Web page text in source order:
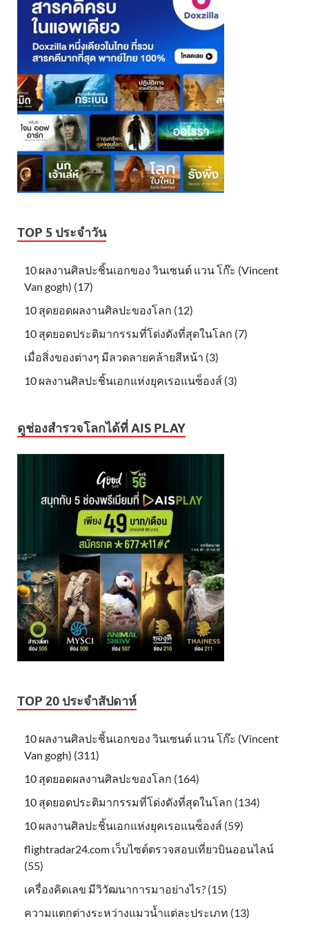
TOP 5 ประจำวัน
10 ผลงานศิลปะชิ้นเอกของ วินเซนต์ แวน โก๊ะ (Vincent
Van gogh) (17)
10 สุดยอดผลงานศิลปะของโลก (12)
10 สุดยอดประติมากรรมที่โด่งดังที่สุดในโลก (7)
เมื่อสิ่งของต่างๆ มีลวดลายคล้ายสีหน้า (3)
10 ผลงานศิลปะชิ้นเอกแห่งยุคเรอแนซ็องส์ (3)
ดูช่องสำรวจโลกได้ที่ AIS PLAY
TOP 20 ประจำสัปดาห์
10 ผลงานศิลปะชิ้นเอกของ วินเซนต์ แวน โก๊ะ (Vincent
Van gogh) (311)
10 สุดยอดผลงานศิลปะของโลก (164)
10 สุดยอดประติมากรรมที่โด่งดังที่สุดในโลก (134)
10 ผลงานศิลปะชิ้นเอกแห่งยุคเรอแนซ็องส์ (59)
flightradar24.com เว็บไซต์ตรวจสอบเที่ยวบินออนไลน์
(55)
เครื่องคิดเลข มีวิวัฒนาการมาอย่างไร? (15)
ความแตกต่างระหว่างแมวน้ำแต่ละประเภท (13)